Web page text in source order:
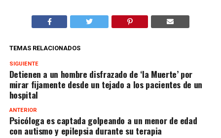
TEMAS RELACIONADOS
SIGUIENTE
Detienen a un hombre disfrazado de ‘la Muerte’ por
mirar fijamente desde un tejado a los pacientes de un
hospital
ANTERIOR
Psicóloga es captada golpeando a un menor de edad
con autismo y epilepsia durante su terapia